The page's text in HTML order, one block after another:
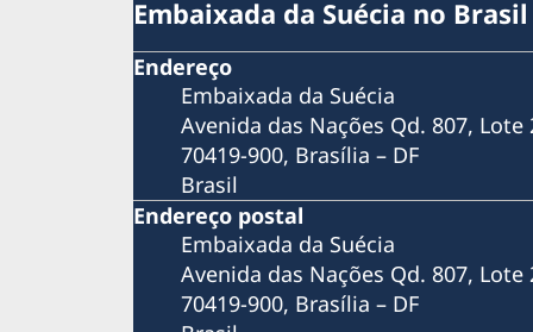
Coronavírus
São Paulo
Festival Sustentabilidade de Cinema Nórdico
em Brasília
Hero SwimRun
"A Minha Própria Lua" no no Cine Olympia,
Belém, no Pará
Plogging Day Brazil 2019
Suécia na 65ª Feira do Livro de Porto Alegre
"Apenas Uma Pessoa Normal" no Cine
em Belém, no Pará
Embaixada da Suécia no Brasil
Endereço
Embaixada da Suécia
Avenida das Nações Qd. 807, Lote
70419-900, Brasília – DF
Brasil
Endereço postal
Embaixada da Suécia
Avenida das Nações Qd. 807, Lote
70419-900, Brasília – DF